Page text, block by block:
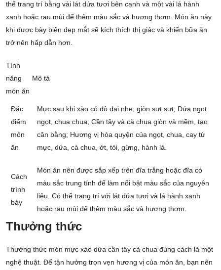
thể trang trí bằng vài lát dứa tươi bên cạnh và một vài lá hành
xanh hoặc rau mùi để thêm màu sắc và hương thơm. Món ăn này
khi được bày biện đẹp mắt sẽ kích thích thị giác và khiến bữa ăn
trở nên hấp dẫn hơn.
Tính
năng
món ăn
Mô tả
Đặc
điểm
món
ăn
Mực sau khi xào có độ dai nhẹ, giòn sựt sựt; Dứa ngọt
ngọt, chua chua; Cần tây và cà chua giòn và mềm, tạo
cân bằng; Hương vị hòa quyện của ngọt, chua, cay từ
mực, dứa, cà chua, ớt, tỏi, gừng, hành lá.
Cách
trình
bày
Món ăn nên được sắp xếp trên đĩa trắng hoặc đĩa có
màu sắc trung tính để làm nổi bật màu sắc của nguyên
liệu. Có thể trang trí với lát dứa tươi và lá hành xanh
hoặc rau mùi để thêm màu sắc và hương thơm.
Thưởng thức
Thưởng thức món mực xào dứa cần tây cà chua đúng cách là một
nghệ thuật. Để tận hưởng trọn vẹn hương vị của món ăn, bạn nên